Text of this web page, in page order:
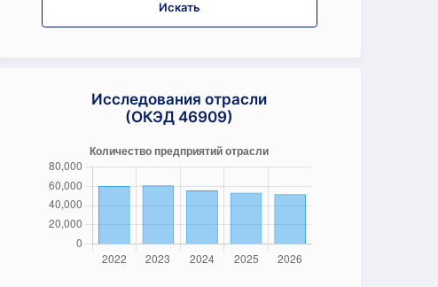
Искать
Исследования отрасли
(ОКЭД 46909)